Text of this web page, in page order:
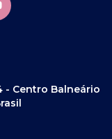
- Centro Balneário